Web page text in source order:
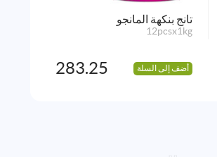
تانج بنكهة المانجو
12pcsx1kg
أضف إلى السلة 283.25